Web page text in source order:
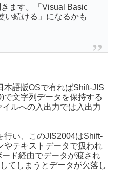
ます。「Visual Basic
い続ける」になるかも
語版OSで有ればShift-JIS
文字列データを保持する
ルへの入出力では入出力
行い、このJIS2004はShift-
やテキストデータで扱われ
ド経由でデータが渡され
てしまうとデータが欠落し